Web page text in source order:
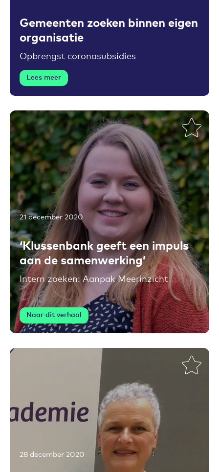
Gemeenten zoeken binnen eigen
organisatie
Opbrengst coronasubsidies
Lees meer
Toevoegen aan favorieten
21 december 2020
‘Klussenbank geeft een impuls
aan de samenwerking’
Intern zoeken: Aanpak Meerinzicht
Naar dit verhaal
Toevoegen aan favorieten
28 december 2020